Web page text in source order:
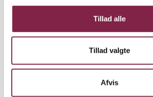
Tillad alle
Tillad valgte
Afvis
svarede til det, jeg skulle til at arbejde
Ole Larsen, der ikke har nogen
kommunen på det tidspunkt.
Tak til Leila. Han tænker ikke mere